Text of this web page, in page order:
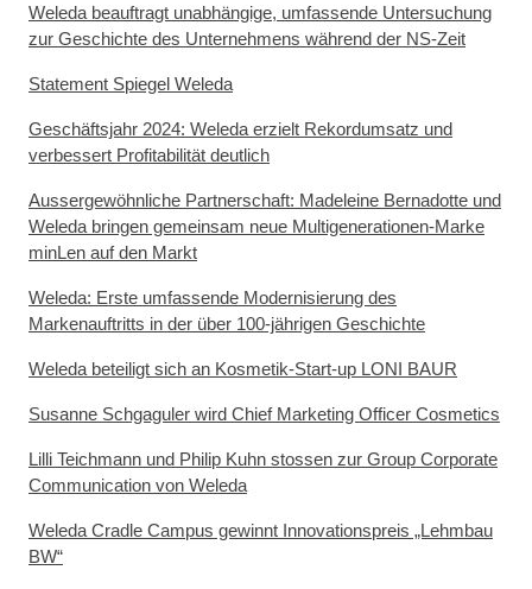
Weleda beauftragt unabhängige, umfassende Untersuchung
zur Geschichte des Unternehmens während der NS-Zeit
Statement Spiegel Weleda
Geschäftsjahr 2024: Weleda erzielt Rekordumsatz und
verbessert Profitabilität deutlich
Aussergewöhnliche Partnerschaft: Madeleine Bernadotte und
Weleda bringen gemeinsam neue Multigenerationen-Marke
minLen auf den Markt
Weleda: Erste umfassende Modernisierung des
Markenauftritts in der über 100-jährigen Geschichte
Weleda beteiligt sich an Kosmetik-Start-up LONI BAUR
Susanne Schgaguler wird Chief Marketing Officer Cosmetics
Lilli Teichmann und Philip Kuhn stossen zur Group Corporate
Communication von Weleda
Weleda Cradle Campus gewinnt Innovationspreis „Lehmbau
BW“